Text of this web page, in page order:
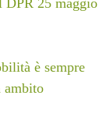
è sempre
ambito